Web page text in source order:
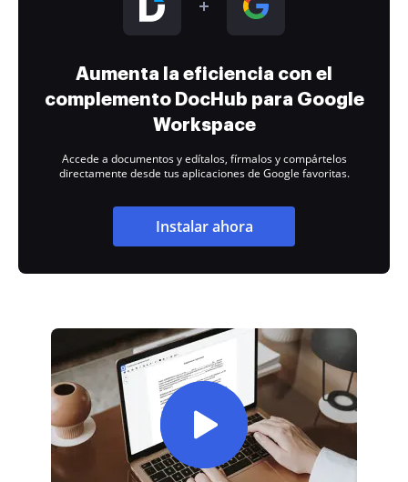
Aumenta la eficiencia con el
complemento DocHub para Google
Workspace
Accede a documentos y edítalos, fírmalos y compártelos
directamente desde tus aplicaciones de Google favoritas.
Instalar ahora